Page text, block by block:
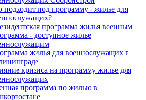
подходит под программу - жилье для
программа жилья военным
- доступное жилье
жилья для военнослужащих в
кризиса на программу жилье для
программа по жилью в